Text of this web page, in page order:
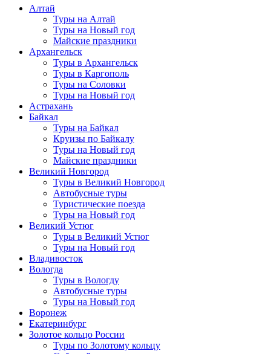
Алтай
Туры на Алтай
Туры на Новый год
Майские праздники
Архангельск
Туры в Архангельск
Туры в Каргополь
Туры на Соловки
Туры на Новый год
Астрахань
Байкал
Туры на Байкал
Круизы по Байкалу
Туры на Новый год
Майские праздники
Великий Новгород
Туры в Великий Новгород
Автобусные туры
Туристические поезда
Туры на Новый год
Великий Устюг
Туры в Великий Устюг
Туры на Новый год
Владивосток
Вологда
Туры в Вологду
Автобусные туры
Туры на Новый год
Воронеж
Екатеринбург
Золотое кольцо России
Туры по Золотому кольцу